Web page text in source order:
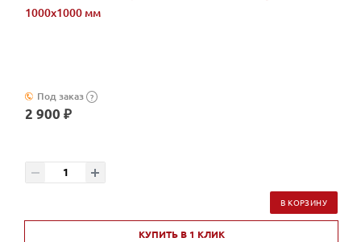
1000х1000 мм
Под заказ ?
2 900 ₽
В КОРЗИНУ
КУПИТЬ В 1 КЛИК